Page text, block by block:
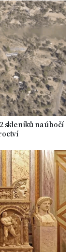
skleníků na úbočí